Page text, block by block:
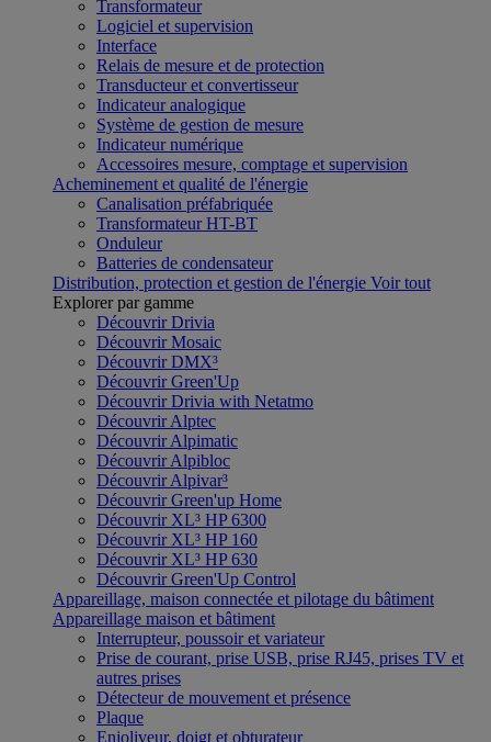
Transformateur
Logiciel et supervision
Interface
Relais de mesure et de protection
Transducteur et convertisseur
Indicateur analogique
Système de gestion de mesure
Indicateur numérique
Accessoires mesure, comptage et supervision
Acheminement et qualité de l'énergie
Canalisation préfabriquée
Transformateur HT-BT
Onduleur
Batteries de condensateur
Distribution, protection et gestion de l'énergie Voir tout
Explorer par gamme
Découvrir Drivia
Découvrir Mosaic
Découvrir DMX³
Découvrir Green'Up
Découvrir Drivia with Netatmo
Découvrir Alptec
Découvrir Alpimatic
Découvrir Alpibloc
Découvrir Alpivar³
Découvrir Green'up Home
Découvrir XL³ HP 6300
Découvrir XL³ HP 160
Découvrir XL³ HP 630
Découvrir Green'Up Control
Appareillage, maison connectée et pilotage du bâtiment
Appareillage maison et bâtiment
Interrupteur, poussoir et variateur
Prise de courant, prise USB, prise RJ45, prises TV et
autres prises
Détecteur de mouvement et présence
Plaque
Enjoliveur, doigt et obturateur